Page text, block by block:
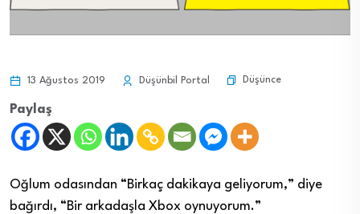
13 Ağustos 2019 Düşünbil Portal Düşünce
Paylaş
Oğlum odasından “Birkaç dakikaya geliyorum,” diye
bağırdı, “Bir arkadaşla Xbox oynuyorum.”